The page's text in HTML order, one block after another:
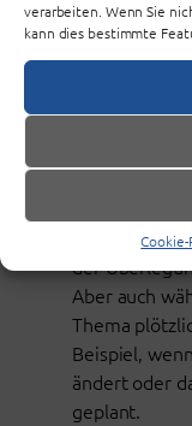
verarbeiten. Wenn Sie
kann dies bestimmte
Du fragst
(weiterhin)
Für viele
der
Aber auch
Thema
Beispiel,
ändert oder
geplant.